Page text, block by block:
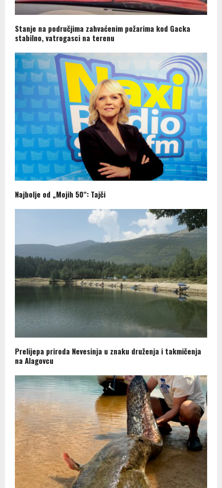
Stanje na područjima zahvaćenim požarima kod Gacka
stabilno, vatrogasci na terenu
Najbolje od „Mojih 50“: Tajči
Prelijepa priroda Nevesinja u znaku druženja i takmičenja
na Alagovcu